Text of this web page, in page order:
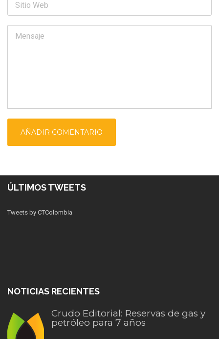
ÚLTIMOS TWEETS
Tweets by CTColombia
NOTICIAS RECIENTES
Crudo Editorial: Reservas de gas y
petróleo para 7 años